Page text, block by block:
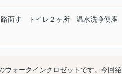
面す トイレ２ヶ所 温水洗浄便座
ウォークインクロゼットです。今回